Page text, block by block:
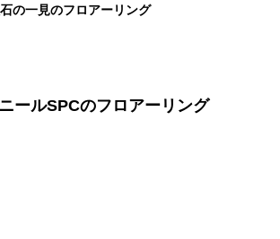
の一見のフロアーリング
ールSPCのフロアーリング